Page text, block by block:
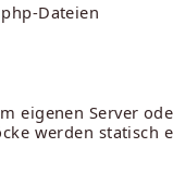
Dateien
eigenen Server
werden